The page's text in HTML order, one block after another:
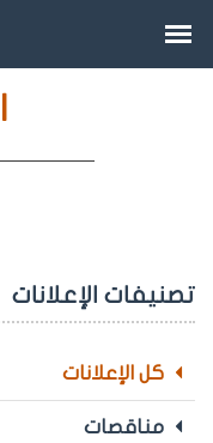
تصنيفات الإعلانات
كل الإعلانات
مناقصات